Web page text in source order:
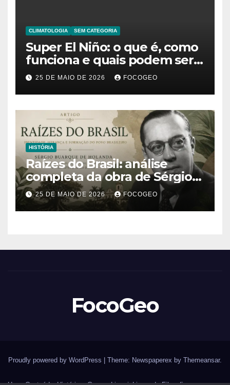
CLIMATOLOGIA SEM CATEGORIA
Super El Niño: o que é, como
funciona e quais podem ser
os impactos desse fenômeno
climático extremo no Brasil e
no mundo
25 DE MAIO DE 2026 FOCOGEO
HISTÓRIA
Raízes do Brasil: análise
completa da obra de Sérgio
Buarque de Holanda e sua
importância para entender a
formação do Brasil
25 DE MAIO DE 2026 FOCOGEO
FocoGeo
Proudly powered by WordPress Theme: Newspaperex by Themeansar.